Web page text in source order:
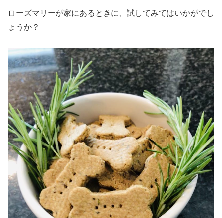
ローズマリーが家にあるときに、試してみてはいかがでし
ょうか？